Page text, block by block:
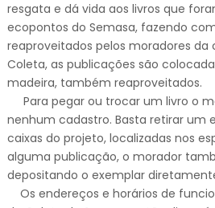
resgata e dá vida aos livros que
ecopontos do Semasa, fazendo
reaproveitados pelos moradores da
Coleta, as publicações são
madeira, também reaproveitados.
Para pegar ou trocar um livro o
nenhum cadastro. Basta retirar um
caixas do projeto, localizadas nos
alguma publicação, o morador
depositando o exemplar
Os endereços e horários de